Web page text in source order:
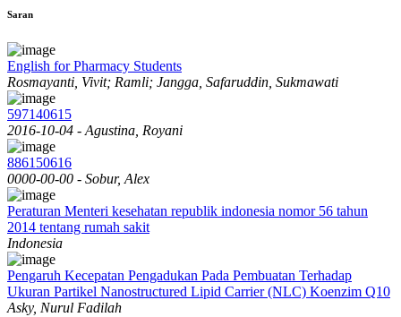
Saran
English for Pharmacy Students
Rosmayanti, Vivit; Ramli; Jangga, Safaruddin, Sukmawati
597140615
2016-10-04 - Agustina, Royani
886150616
0000-00-00 - Sobur, Alex
Peraturan Menteri kesehatan republik indonesia nomor 56 tahun
2014 tentang rumah sakit
Indonesia
Pengaruh Kecepatan Pengadukan Pada Pembuatan Terhadap
Ukuran Partikel Nanostructured Lipid Carrier (NLC) Koenzim Q10
Asky, Nurul Fadilah